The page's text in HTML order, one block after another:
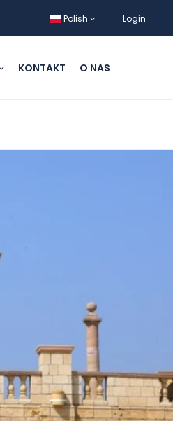
Polish Login
KONTAKT O NAS